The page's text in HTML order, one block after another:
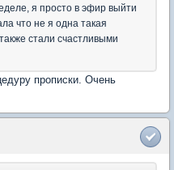
я просто в эфир выйти
что не я одна такая
стали счастливыми
прописки. Очень